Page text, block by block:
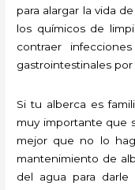
para alargar la vida
los químicos de
contraer
gastrointestinales
Si tu alberca es
muy importante que
mejor que no lo
mantenimiento de
del agua para darle